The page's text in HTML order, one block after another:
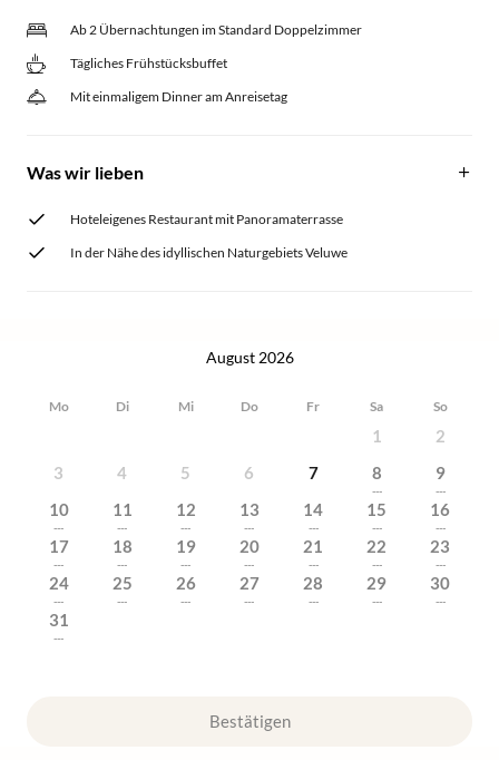
Ab 2 Übernachtungen im Standard Doppelzimmer
Tägliches Frühstücksbuffet
Mit einmaligem Dinner am Anreisetag
Was wir lieben
Hoteleigenes Restaurant mit Panoramaterrasse
In der Nähe des idyllischen Naturgebiets Veluwe
August 2026
Mo Di Mi Do Fr Sa So
1
2
3
4 5 6 7 8
---
9
---
10
---
11
---
12
---
13
---
14
---
15
---
16
---
17
---
18
---
19
---
20
---
21
---
22
---
23
---
24
---
25
---
26
---
27
---
28
---
29
---
30
---
31
---
Bestätigen